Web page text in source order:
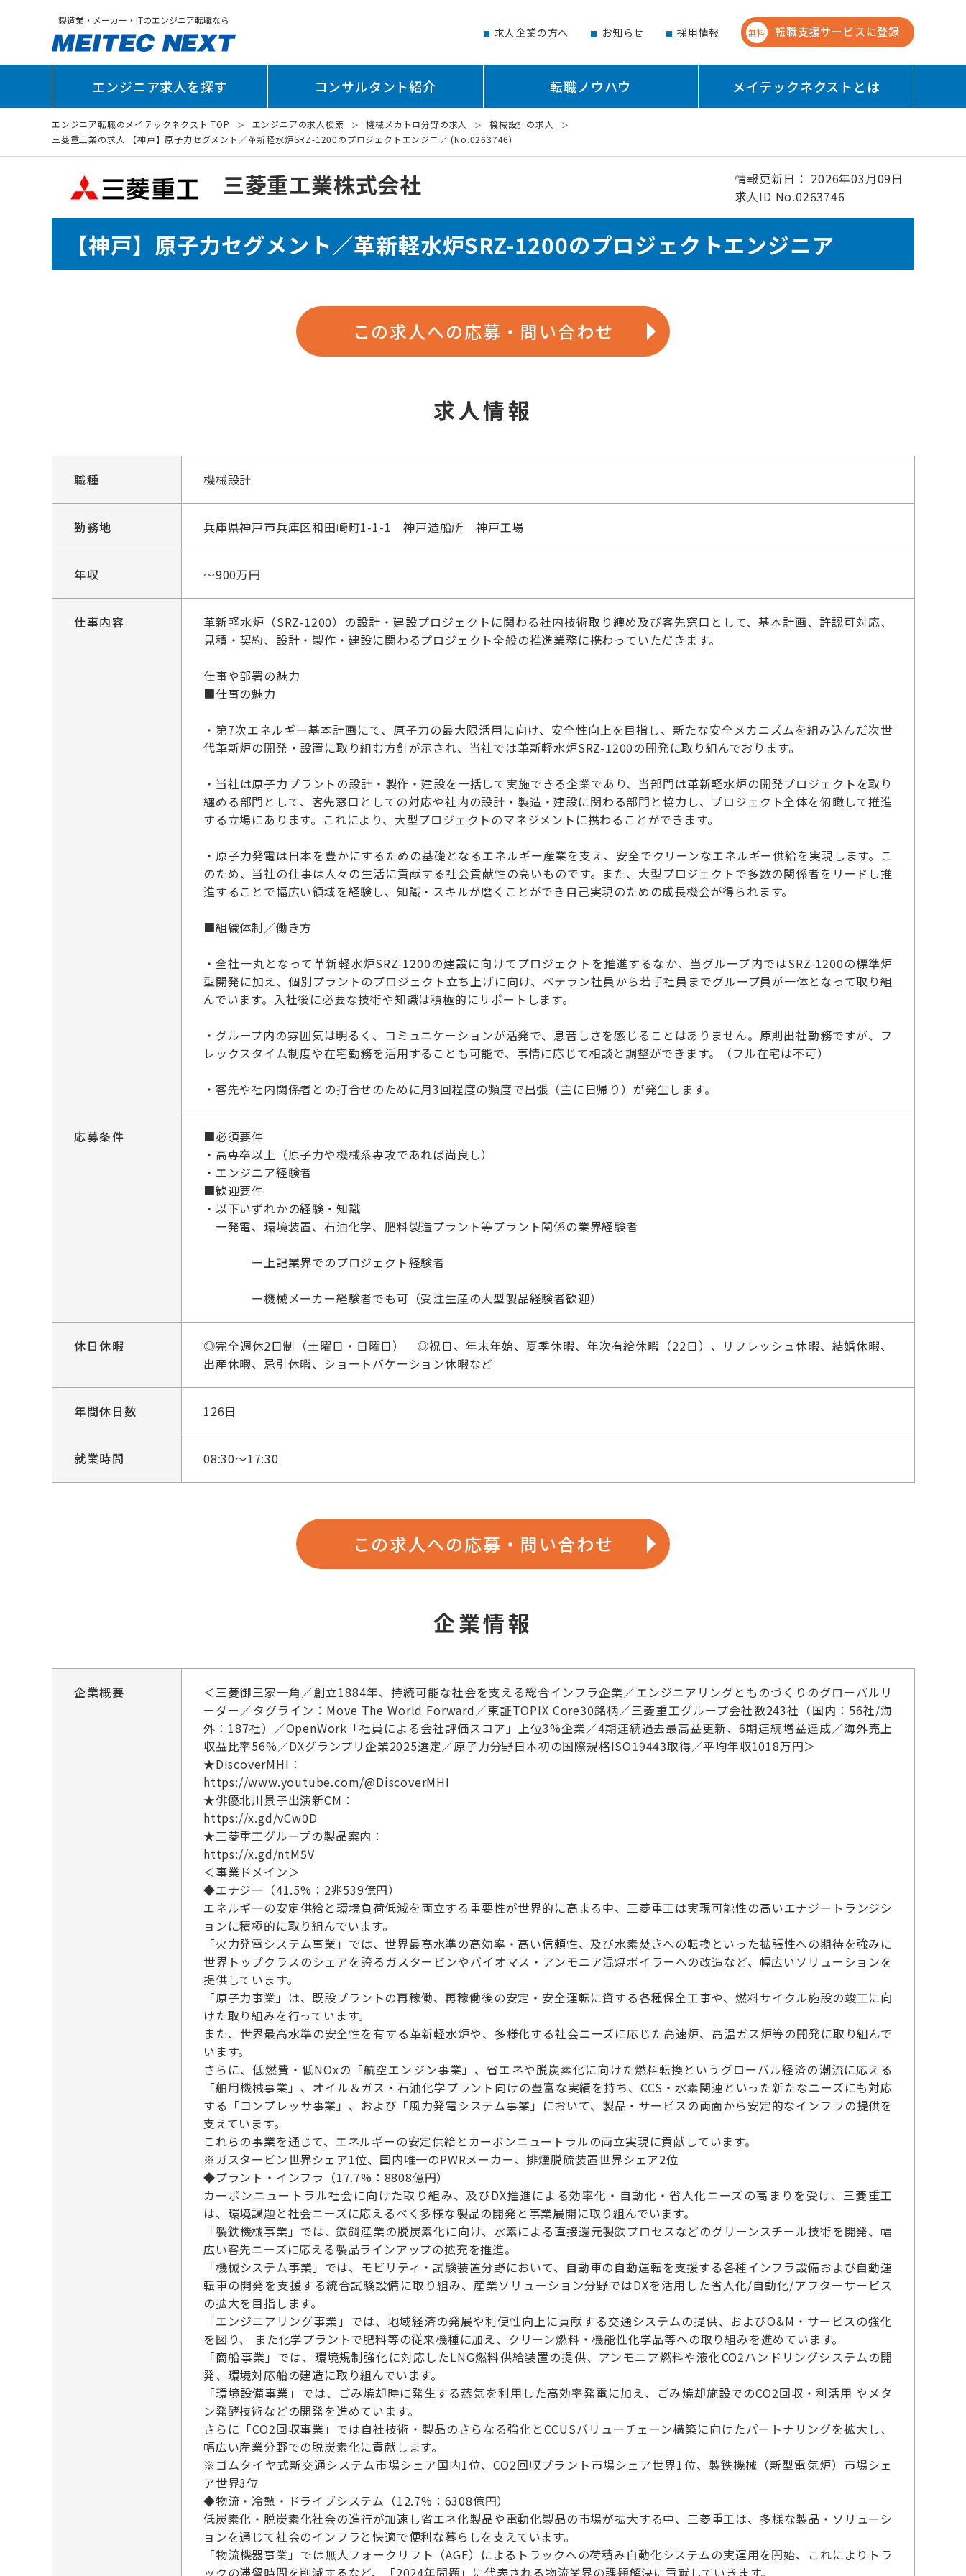
製造業・メーカー・ITのエンジニア転職なら
求人企業の方へ お知らせ 採用情報 無料 転職支援サービスに登録
エンジニア求人を探す コンサルタント紹介 転職ノウハウ メイテックネクストとは
エンジニア転職のメイテックネクスト TOP エンジニアの求人検索 機械メカトロ分野の求人
機械設計の求人
三菱重工業の求人 【神戸】原子力セグメント／革新軽水炉SRZ-1200のプロジェクトエンジニア (No.0263746)
三菱重工業株式会社
情報更新日： 2026年03月09日
求人ID No.0263746
【神戸】原子力セグメント／革新軽水炉SRZ-1200のプロジェクトエンジニア
この求人への応募・問い合わせ
求人情報
職種 機械設計
勤務地 兵庫県神戸市兵庫区和田崎町1-1-1 神戸造船所 神戸工場
年収 ～900万円
仕事内容
革新軽水炉（SRZ-1200）の設計・建設プロジェクトに関わる社内技術取り纏め及び客先窓口として、基本計画、許認可対応、
見積・契約、設計・製作・建設に関わるプロジェクト全般の推進業務に携わっていただきます。
仕事や部署の魅力
■仕事の魅力
・第7次エネルギー基本計画にて、原子力の最大限活用に向け、安全性向上を目指し、新たな安全メカニズムを組み込んだ次世
代革新炉の開発・設置に取り組む方針が示され、当社では革新軽水炉SRZ-1200の開発に取り組んでおります。
・当社は原子力プラントの設計・製作・建設を一括して実施できる企業であり、当部門は革新軽水炉の開発プロジェクトを取り
纏める部門として、客先窓口としての対応や社内の設計・製造・建設に関わる部門と協力し、プロジェクト全体を俯瞰して推進
する立場にあります。これにより、大型プロジェクトのマネジメントに携わることができます。
・原子力発電は日本を豊かにするための基礎となるエネルギー産業を支え、安全でクリーンなエネルギー供給を実現します。こ
のため、当社の仕事は人々の生活に貢献する社会貢献性の高いものです。また、大型プロジェクトで多数の関係者をリードし推
進することで幅広い領域を経験し、知識・スキルが磨くことができ自己実現のための成長機会が得られます。
■組織体制／働き方
・全社一丸となって革新軽水炉SRZ-1200の建設に向けてプロジェクトを推進するなか、当グループ内ではSRZ-1200の標準炉
型開発に加え、個別プラントのプロジェクト立ち上げに向け、ベテラン社員から若手社員までグループ員が一体となって取り組
んでいます。入社後に必要な技術や知識は積極的にサポートします。
・グループ内の雰囲気は明るく、コミュニケーションが活発で、息苦しさを感じることはありません。原則出社勤務ですが、フ
レックスタイム制度や在宅勤務を活用することも可能で、事情に応じて相談と調整ができます。（フル在宅は不可）
・客先や社内関係者との打合せのために月3回程度の頻度で出張（主に日帰り）が発生します。
応募条件
■必須要件
・高専卒以上（原子力や機械系専攻であれば尚良し）
・エンジニア経験者
■歓迎要件
・以下いずれかの経験・知識
ー発電、環境装置、石油化学、肥料製造プラント等プラント関係の業界経験者
ー上記業界でのプロジェクト経験者
ー機械メーカー経験者でも可（受注生産の大型製品経験者歓迎）
休日休暇
◎完全週休2日制（土曜日・日曜日） ◎祝日、年末年始、夏季休暇、年次有給休暇（22日）、リフレッシュ休暇、結婚休暇、
出産休暇、忌引休暇、ショートバケーション休暇など
年間休日数 126日
就業時間 08:30～17:30
この求人への応募・問い合わせ
企業情報
企業概要
＜三菱御三家一角／創立1884年、持続可能な社会を支える総合インフラ企業／エンジニアリングとものづくりのグローバルリ
ーダー／タグライン：Move The World Forward／東証TOPIX Core30銘柄／三菱重工グループ会社数243社（国内：56社/海
外：187社）／OpenWork「社員による会社評価スコア」上位3%企業／4期連続過去最高益更新、6期連続増益達成／海外売上
収益比率56%／DXグランプリ企業2025選定／原子力分野日本初の国際規格ISO19443取得／平均年収1018万円＞
★DiscoverMHI：
https://www.youtube.com/@DiscoverMHI
★俳優北川景子出演新CM：
https://x.gd/vCw0D
★三菱重工グループの製品案内：
https://x.gd/ntM5V
＜事業ドメイン＞
◆エナジー（41.5%：2兆539億円）
エネルギーの安定供給と環境負荷低減を両立する重要性が世界的に高まる中、三菱重工は実現可能性の高いエナジートランジシ
ョンに積極的に取り組んでいます。
「火力発電システム事業」では、世界最高水準の高効率・高い信頼性、及び水素焚きへの転換といった拡張性への期待を強みに
世界トップクラスのシェアを誇るガスタービンやバイオマス・アンモニア混焼ボイラーへの改造など、幅広いソリューションを
提供しています。
「原子力事業」は、既設プラントの再稼働、再稼働後の安定・安全運転に資する各種保全工事や、燃料サイクル施設の竣工に向
けた取り組みを行っています。
また、世界最高水準の安全性を有する革新軽水炉や、多様化する社会ニーズに応じた高速炉、高温ガス炉等の開発に取り組んで
います。
さらに、低燃費・低NOxの「航空エンジン事業」、省エネや脱炭素化に向けた燃料転換というグローバル経済の潮流に応える
「舶用機械事業」、オイル＆ガス・石油化学プラント向けの豊富な実績を持ち、CCS・水素関連といった新たなニーズにも対応
する「コンプレッサ事業」、および「風力発電システム事業」において、製品・サービスの両面から安定的なインフラの提供を
支えています。
これらの事業を通じて、エネルギーの安定供給とカーボンニュートラルの両立実現に貢献しています。
※ガスタービン世界シェア1位、国内唯一のPWRメーカー、排煙脱硫装置世界シェア2位
◆プラント・インフラ（17.7%：8808億円）
カーボンニュートラル社会に向けた取り組み、及びDX推進による効率化・自動化・省人化ニーズの高まりを受け、三菱重工
は、環境課題と社会ニーズに応えるべく多様な製品の開発と事業展開に取り組んでいます。
「製鉄機械事業」では、鉄鋼産業の脱炭素化に向け、水素による直接還元製鉄プロセスなどのグリーンスチール技術を開発、幅
広い客先ニーズに応える製品ラインアップの拡充を推進。
「機械システム事業」では、モビリティ・試験装置分野において、自動車の自動運転を支援する各種インフラ設備および自動運
転車の開発を支援する統合試験設備に取り組み、産業ソリューション分野ではDXを活用した省人化/自動化/アフターサービス
の拡大を目指します。
「エンジニアリング事業」では、地域経済の発展や利便性向上に貢献する交通システムの提供、およびO&M・サービスの強化
を図り、 また化学プラントで肥料等の従来機種に加え、クリーン燃料・機能性化学品等への取り組みを進めています。
「商船事業」では、環境規制強化に対応したLNG燃料供給装置の提供、アンモニア燃料や液化CO2ハンドリングシステムの開
発、環境対応船の建造に取り組んでいます。
「環境設備事業」では、ごみ焼却時に発生する蒸気を利用した高効率発電に加え、ごみ焼却施設でのCO2回収・利活用 やメタ
ン発酵技術などの開発を進めています。
さらに「CO2回収事業」では自社技術・製品のさらなる強化とCCUSバリューチェーン構築に向けたパートナリングを拡大し、
幅広い産業分野での脱炭素化に貢献します。
※ゴムタイヤ式新交通システム市場シェア国内1位、CO2回収プラント市場シェア世界1位、製鉄機械（新型電気炉）市場シェ
ア世界3位
◆物流・冷熱・ドライブシステム（12.7%：6308億円）
低炭素化・脱炭素化社会の進行が加速し省エネ化製品や電動化製品の市場が拡大する中、三菱重工は、多様な製品・ソリューシ
ョンを通じて社会のインフラと快適で便利な暮らしを支えています。
「物流機器事業」では無人フォークリフト（AGF）によるトラックへの荷積み自動化システムの実運用を開始、これによりトラ
ックの滞留時間を削減するなど、「2024年問題」に代表される物流業界の課題解決に貢献していきます。